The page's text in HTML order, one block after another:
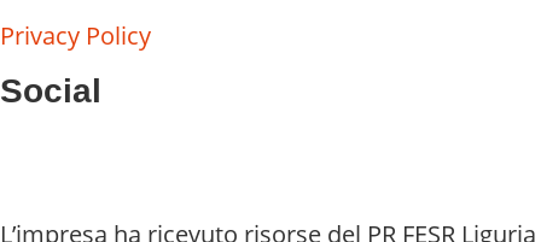
Privacy Policy
Social
L’impresa ha ricevuto risorse del PR FESR Liguria